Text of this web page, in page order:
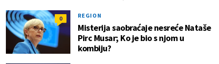
0 REGION
Misterija saobraćaje nesreće Nataše
Pirc Musar; Ko je bio s njom u
kombiju?